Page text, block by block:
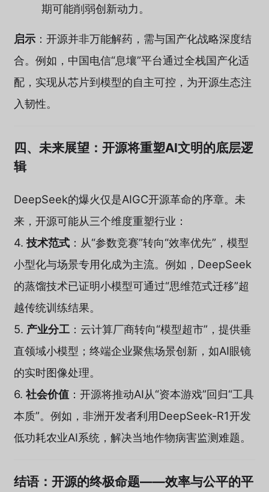
期可能削弱创新动力。
启示：开源并非万能解药，需与国产化战略深度结
合。例如，中国电信“息壤”平台通过全栈国产化适
配，实现从芯片到模型的自主可控，为开源生态注
入韧性。
四、未来展望：开源将重塑AI文明的底层逻
辑
DeepSeek的爆火仅是AIGC开源革命的序章。未
来，开源可能从三个维度重塑行业：
4. 技术范式：从“参数竞赛”转向“效率优先”，模型
小型化与场景专用化成为主流。例如，DeepSeek
的蒸馏技术已证明小模型可通过“思维范式迁移”超
越传统训练结果。
5. 产业分工：云计算厂商转向“模型超市”，提供垂
直领域小模型；终端企业聚焦场景创新，如AI眼镜
的实时图像处理。
6. 社会价值：开源将推动AI从“资本游戏”回归“工具
本质”。例如，非洲开发者利用DeepSeek-R1开发
低功耗农业AI系统，解决当地作物病害监测难题。
结语：开源的终极命题——效率与公平的平